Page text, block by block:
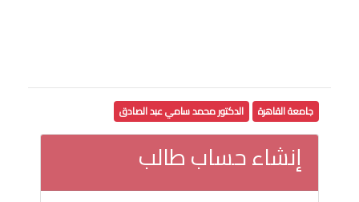
جامعة القاهرة الدكتور محمد سامي عبد الصادق
إنشاء حساب طالب